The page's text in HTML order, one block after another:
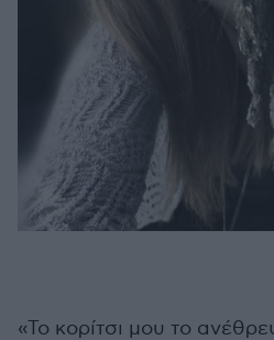
«Το κορίτσι μου το